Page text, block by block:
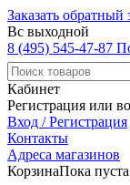
Заказать обратный
Вс выходной
8 (495) 545-47-87
Кабинет
Регистрация или
Вход / Регистрация
Контакты
Адреса магазинов
КорзинаПока пуста